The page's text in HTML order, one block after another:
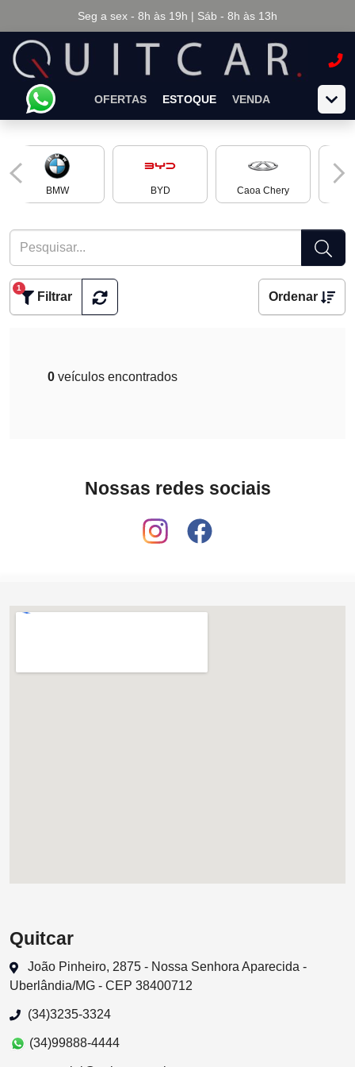
Seg a sex - 8h às 19h | Sáb - 8h às 13h
OFERTAS ESTOQUE VENDA
BMW BYD Caoa Chery
Filtrar
1
Ordenar
0 veículos encontrados
Nossas redes sociais
Quitcar
João Pinheiro, 2875 - Nossa Senhora Aparecida -
Uberlândia/MG - CEP 38400712
(34)3235-3324
(34)99888-4444